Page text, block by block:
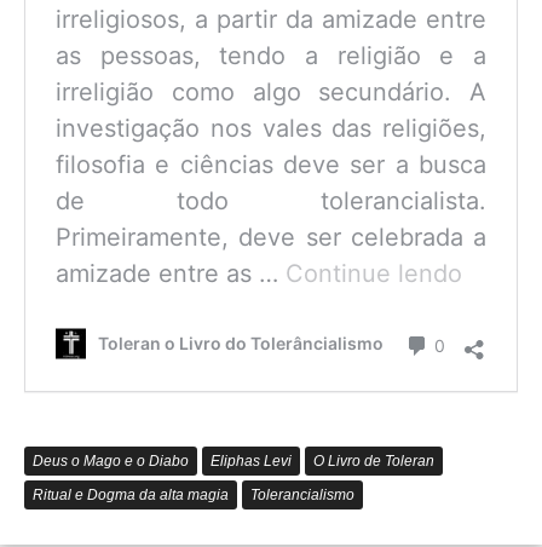
irreligiosos, a partir da amizade entre
as pessoas, tendo a religião e a
irreligião como algo secundário. A
investigação nos vales das religiões,
filosofia e ciências deve ser a busca
de todo tolerancialista.
Primeiramente, deve ser celebrada a
amizade entre as … Continue lendo
é
Toleran o Livro do Tolerâncialismo 0 Comentário
Deus o Mago e o Diabo Eliphas Levi
O Livro de Toleran
Ritual e Dogma da alta magia
Tolerancialismo